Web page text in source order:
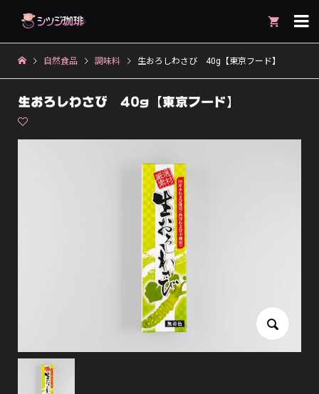

自然食品 調味料 生おろしわさび 40g【東京フード】
生おろしわさび 40g【東京フード】